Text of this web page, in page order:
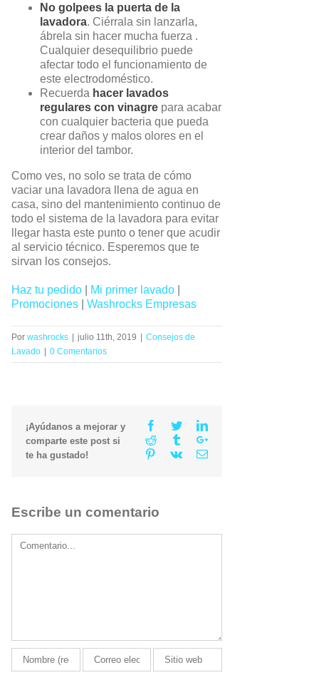
No golpees la puerta de la
lavadora. Ciérrala sin lanzarla,
ábrela sin hacer mucha fuerza .
Cualquier desequilibrio puede
afectar todo el funcionamiento de
este electrodoméstico.
Recuerda hacer lavados
regulares con vinagre para acabar
con cualquier bacteria que pueda
crear daños y malos olores en el
interior del tambor.
Como ves, no solo se trata de cómo
vaciar una lavadora llena de agua en
casa, sino del mantenimiento continuo de
todo el sistema de la lavadora para evitar
llegar hasta este punto o tener que acudir
al servicio técnico. Esperemos que te
sirvan los consejos.
Haz tu pedido Mi primer lavado
Promociones
Washrocks Empresas
Por washrocks julio 11th, 2019
Consejos de
Lavado
0 Comentarios
¡Ayúdanos a mejorar y
comparte este post si
te ha gustado!
Facebook
TwitterLinkedin
Reddit
TumblrGoogle+
Pinterest
Vk Email
Escribe un comentario
Comment